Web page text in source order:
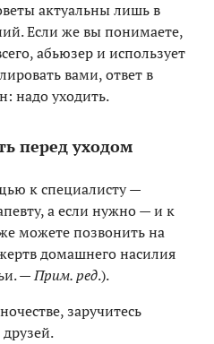
актуальны лишь в
Если же вы понимаете,
абьюзер и использует
вами, ответ в
надо уходить.
перед уходом
к специалисту —
а если нужно — и к
можете позвонить на
домашнего насилия
—Прим. ред.).
заручитесь